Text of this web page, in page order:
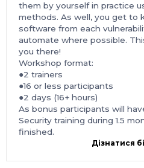
them by yourself in practice
methods. As well, you get to
software from each
automate where possible.
you there!
Workshop format:
●2 trainers
●16 or less participants
●2 days (16+ hours)
As bonus participants will
Security training during 1.5
finished.
Дізнатися